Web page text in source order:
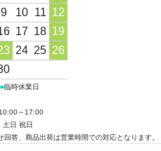
9 10 11 12
17 18 19
24 25 26
■臨時休業日
～17:00
土日 祝日
答、商品出荷は営業時間での対応となります。